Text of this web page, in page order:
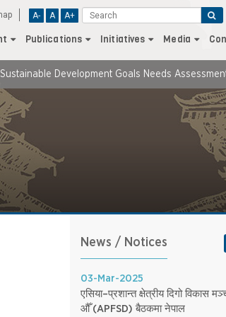
Publications Initiatives Media
A- A A+
Development Goals Needs Assessment,
News / Notices
03-Mar-2025
एसिया–प्रशान्त क्षेत्रीय दिगो विकास
औँ (APFSD) बैठकमा नेपाल